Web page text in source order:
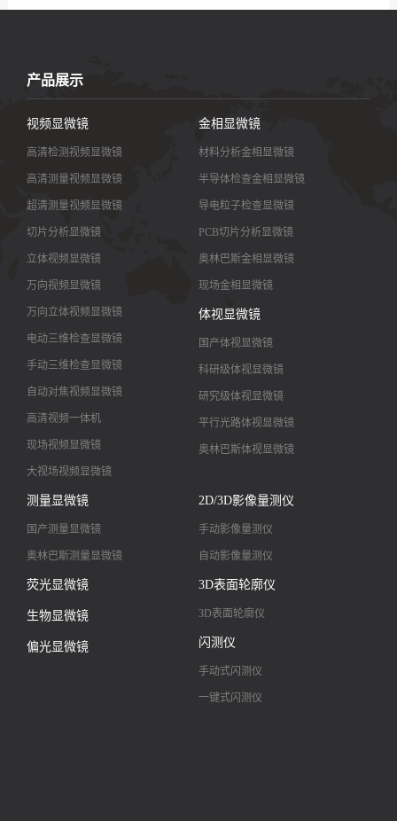
产品展示
视频显微镜
高清检测视频显微镜
高清测量视频显微镜
超清测量视频显微镜
切片分析显微镜
立体视频显微镜
万向视频显微镜
万向立体视频显微镜
电动三维检查显微镜
手动三维检查显微镜
自动对焦视频显微镜
高清视频一体机
现场视频显微镜
大视场视频显微镜
大景深视频显微镜
高清镜头
金相显微镜
材料分析金相显微镜
半导体检查金相显微镜
导电粒子检查显微镜
PCB切片分析显微镜
奥林巴斯金相显微镜
现场金相显微镜
体视显微镜
国产体视显微镜
科研级体视显微镜
研究级体视显微镜
平行光路体视显微镜
奥林巴斯体视显微镜
测量显微镜
国产测量显微镜
奥林巴斯测量显微镜
荧光显微镜
生物显微镜
偏光显微镜
2D/3D影像量测仪
手动影像量测仪
自动影像量测仪
3D表面轮廓仪
3D表面轮廓仪
闪测仪
手动式闪测仪
一键式闪测仪